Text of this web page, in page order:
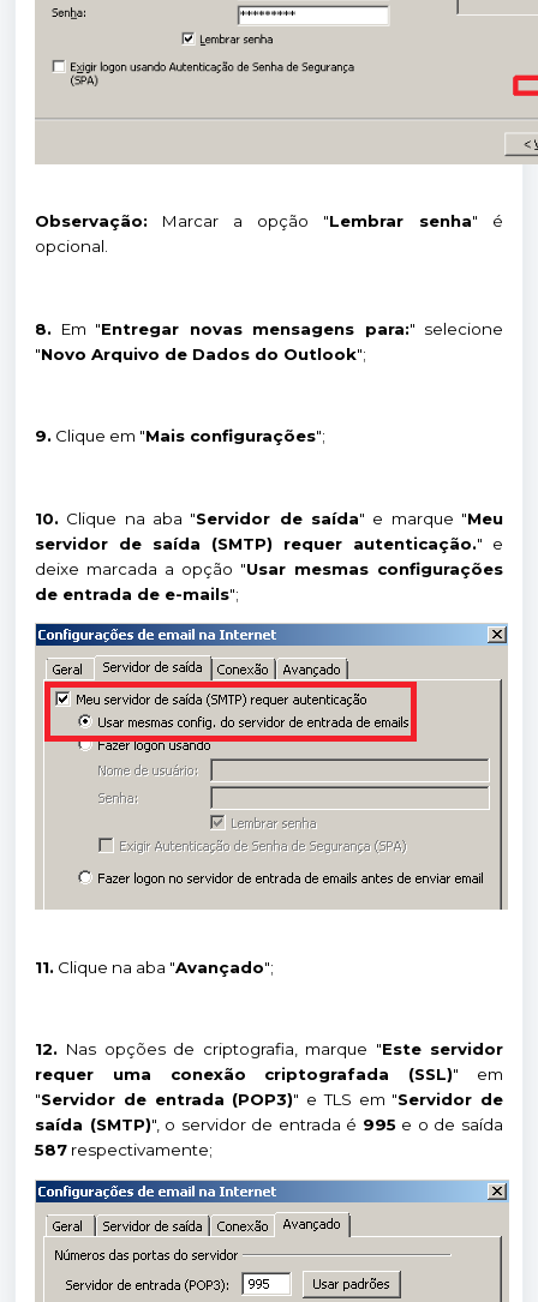
Observação: Marcar a opção "Lembrar senha" é
opcional.
8. Em "Entregar novas mensagens para:" selecione
"Novo Arquivo de Dados do Outlook";
9. Clique em "Mais configurações";
10. Clique na aba "Servidor de saída" e marque "Meu
servidor de saída (SMTP) requer autenticação." e
deixe marcada a opção "Usar mesmas configurações
de entrada de e-mails";
11. Clique na aba "Avançado";
12. Nas opções de criptografia, marque "Este servidor
requer uma conexão criptografada (SSL)" em
"Servidor de entrada (POP3)" e TLS em "Servidor de
saída (SMTP)", o servidor de entrada é 995 e o de saída
587 respectivamente;